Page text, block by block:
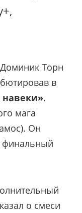
Торн
в
навеки».
мага
Он
финальный
о смеси